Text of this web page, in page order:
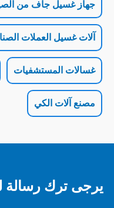
جاف من الصين
العملات الصناعية
جهاز تجفيف
الكي
رسالة لنا إذا